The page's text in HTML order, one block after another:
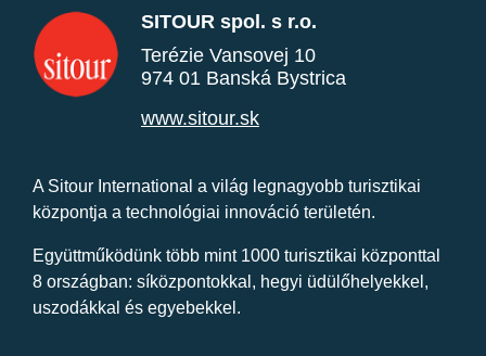
SITOUR spol. s r.o.
Terézie Vansovej 10
974 01 Banská Bystrica
www.sitour.sk
A Sitour International a világ legnagyobb turisztikai
központja a technológiai innováció területén.
Együttműködünk több mint 1000 turisztikai központtal
8 országban: síközpontokkal, hegyi üdülőhelyekkel,
uszodákkal és egyebekkel.